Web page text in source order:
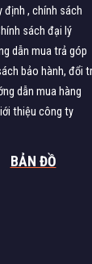
định , chính sách
sách đại lý
dẫn mua trả góp
bảo hành, đổi
dẫn mua hàng
thiệu công ty
BẢN ĐỒ